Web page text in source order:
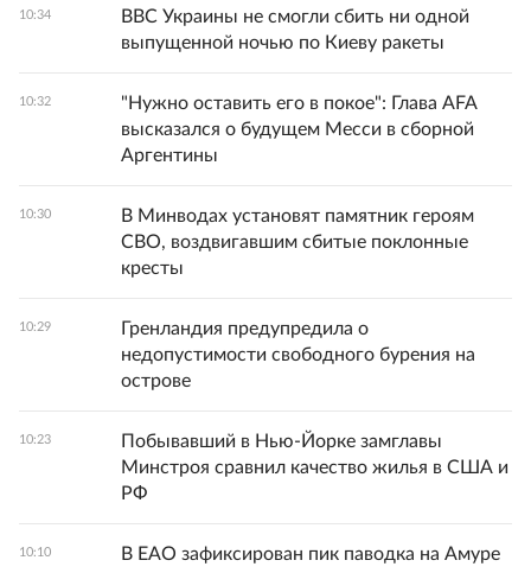
10:34
ВВС Украины не смогли сбить ни одной
выпущенной ночью по Киеву ракеты
10:32
"Нужно оставить его в покое": Глава AFA
высказался о будущем Месси в сборной
Аргентины
10:30
В Минводах установят памятник героям
СВО, воздвигавшим сбитые поклонные
кресты
10:29
Гренландия предупредила о
недопустимости свободного бурения на
острове
10:23
Побывавший в Нью-Йорке замглавы
Минстроя сравнил качество жилья в США и
РФ
10:10 В ЕАО зафиксирован пик паводка на Амуре